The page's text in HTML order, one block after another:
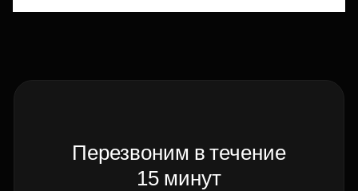
Перезвоним в течение
15 минут